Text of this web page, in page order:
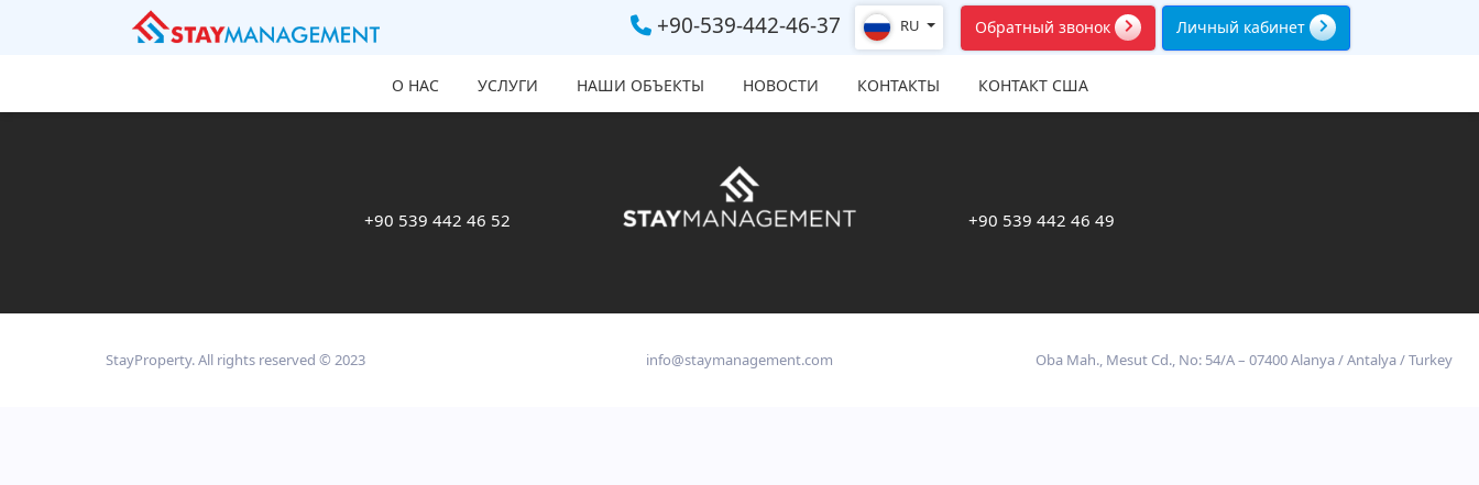
+90-539-442-46-37 RU Обратный звонок Личный кабинет
О НАС УСЛУГИ НАШИ ОБЪЕКТЫ НОВОСТИ КОНТАКТЫ КОНТАКТ США
+90 539 442 46 52 +90 539 442 46 49
StayProperty. All rights reserved © 2023 info@staymanagement.com Oba Mah., Mesut Cd., No: 54/A – 07400 Alanya / Antalya / Turkey